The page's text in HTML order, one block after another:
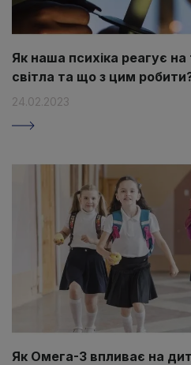
Як наша психіка реагує на
світла та що з цим
24.02.2023
Як Омега-3 впливає на